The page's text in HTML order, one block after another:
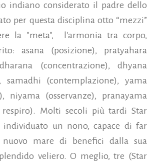
indiano considerato il padre dello
per questa disciplina otto “mezzi”
la "meta", l'armonia tra corpo,
asana (posizione), pratyahara
(concentrazione), dhyana
samadhi (contemplazione), yama
niyama (osservanze), pranayama
Molti secoli più tardi Star
un nono, capace di far
mare di benefici dalla sua
veliero. O meglio, tre (Star